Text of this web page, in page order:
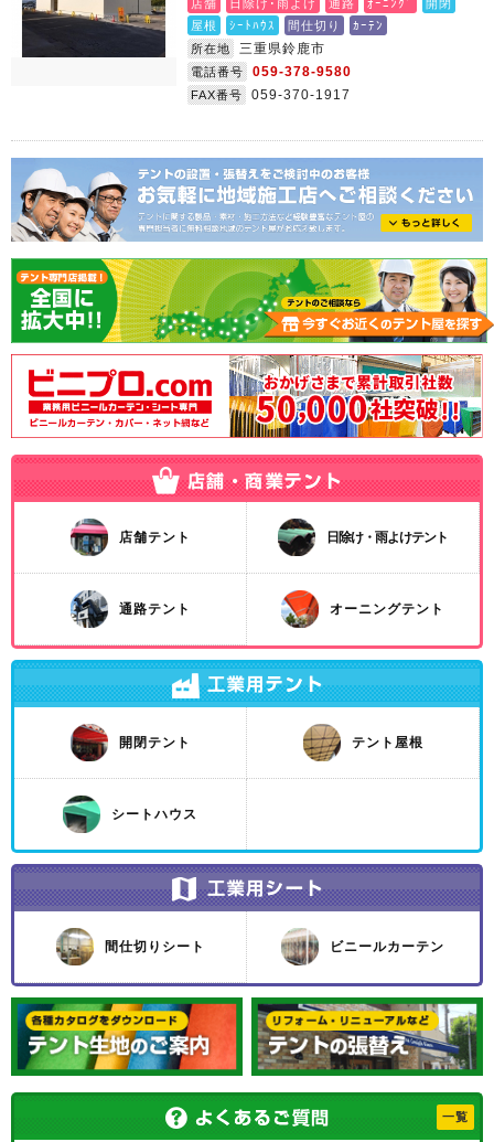
店舗 日除け･雨よけ 通路 ｵｰﾆﾝｸﾞ
開閉
屋根
ｼｰﾄﾊｳｽ 間仕切り
ｶｰﾃﾝ
所在地
三重県鈴鹿市
電話番号 059-378-9580
FAX番号 059-370-1917
店舗テント 日除け・雨よけテント
通路テント オーニングテント
開閉テント テント屋根
シートハウス
間仕切りシート ビニールカーテン
一覧